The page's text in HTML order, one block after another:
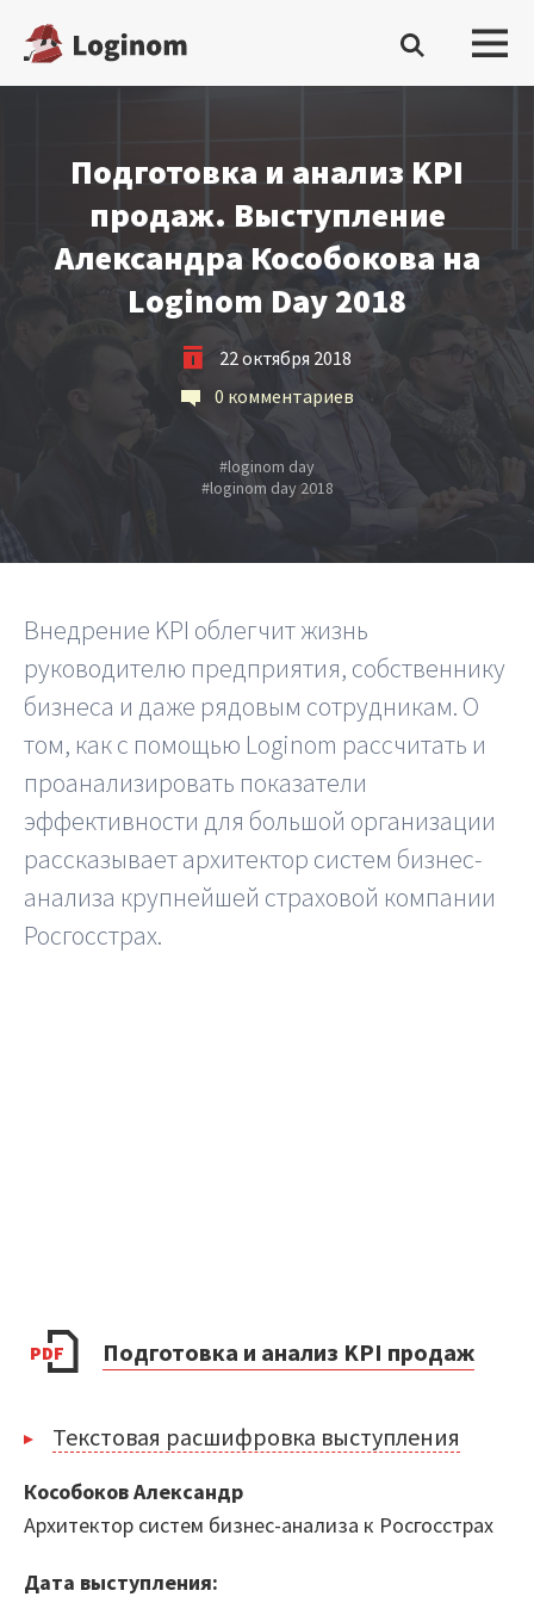
Платформа
Скачать бесплатную редакцию
Купить настольную редакцию
Запросить trial сервера
Демостенды
Документация
Архитектура Loginom
Системные требования
Цены
Loginom + AI
AI в экосистеме Loginom
Преимущества
Для аналитиков
Loginom.Навыки
Мастерская Loginom
Кубок Loginom
Подготовка и анализ KPI
продаж. Выступление
Александра Кособокова на
Loginom Day 2018
22 октября 2018
0 комментариев
#loginom day
#loginom day 2018
Внедрение KPI облегчит жизнь
руководителю предприятия, собственнику
бизнеса и даже рядовым сотрудникам. О
том, как с помощью Loginom рассчитать и
проанализировать показатели
эффективности для большой организации
рассказывает архитектор систем бизнес-
анализа крупнейшей страховой компании
Росгосстрах.
PDF Подготовка и анализ KPI продаж
Текстовая расшифровка выступления
Меня зовут Кособоков Александр. Я
представляю компанию Росгосстрах, где
бизнес-аналитики, в данном случае, - Qlik
Кособоков Александр
Архитектор систем бизнес-анализа к Росгосстрах
Дата выступления: